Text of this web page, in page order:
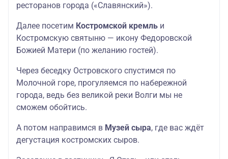
ресторанов города («Славянский»).
Далее посетим Костромской кремль и
Костромскую святыню — икону Федоровской
Божией Матери (по желанию гостей).
Через беседку Островского спустимся по
Молочной горе, прогуляемся по набережной
города, ведь без великой реки Волги мы не
сможем обойтись.
А потом направимся в Музей сыра, где вас ждёт
дегустация костромских сыров.